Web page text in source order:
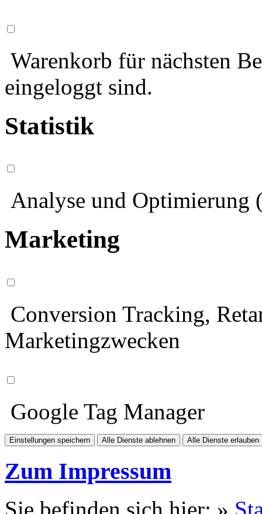
Warenkorb für nächsten
eingeloggt sind.
Statistik
Analyse und Optimierung
Marketing
Conversion Tracking,
Marketingzwecken
Google Tag Manager
Einstellungen speichern Alle Dienste ablehnen Alle Dienste erlauben
Zum Impressum
Sie befinden sich hier: »